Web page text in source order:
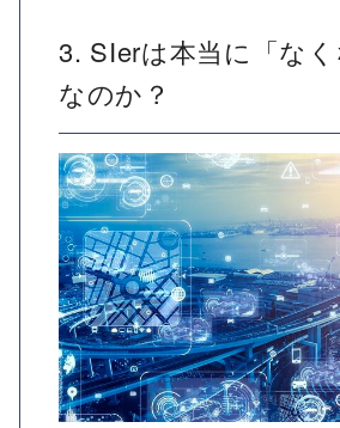
3. SIerは本当に「なく
なのか？